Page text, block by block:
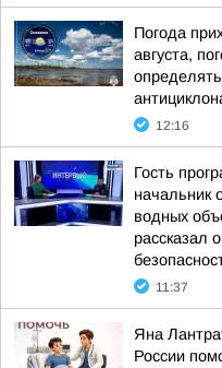
Погода
августа,
12:16
Гость
начальник
водных
рассказал
11:37
Яна
России